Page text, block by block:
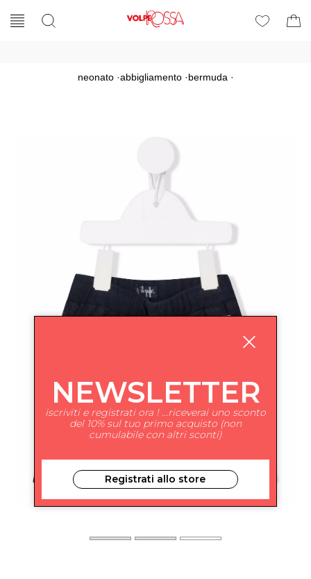
neonato·abbigliamento·bermuda ·
NEWSLETTER
iscriviti e registrati ora ! ...riceverai uno sconto
del 10% sul tuo primo acquisto (non
cumulabile con altri sconti)
Registrati allo store